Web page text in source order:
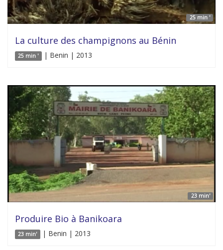
25 min '
La culture des champignons au Bénin
25 min ' | Benin | 2013
23 min'
Produire Bio à Banikoara
23 min' | Benin | 2013